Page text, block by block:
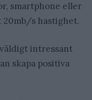
smartphone eller
20mb/s hastighet.
intressant
skapa positiva